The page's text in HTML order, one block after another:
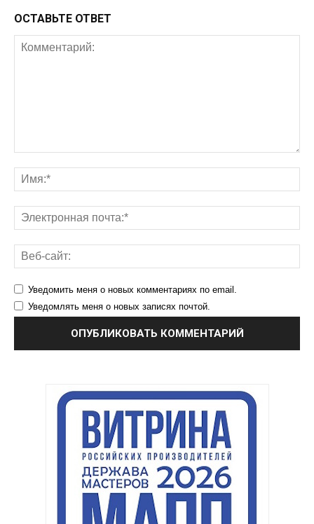
ОСТАВЬТЕ ОТВЕТ
Уведомить меня о новых комментариях по email.
Уведомлять меня о новых записях почтой.